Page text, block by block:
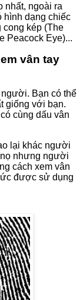
nhất, ngoài ra
hình dạng chiếc
cong kép (The
Peacock Eye)...
vân tay
người. Bạn có thể
giống với bạn.
cùng dấu vân
lại khác người
nhưng người
cách xem vân
được sử dụng